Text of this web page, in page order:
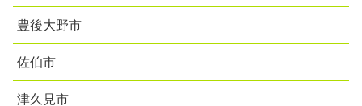
豊後大野市
佐伯市
津久見市